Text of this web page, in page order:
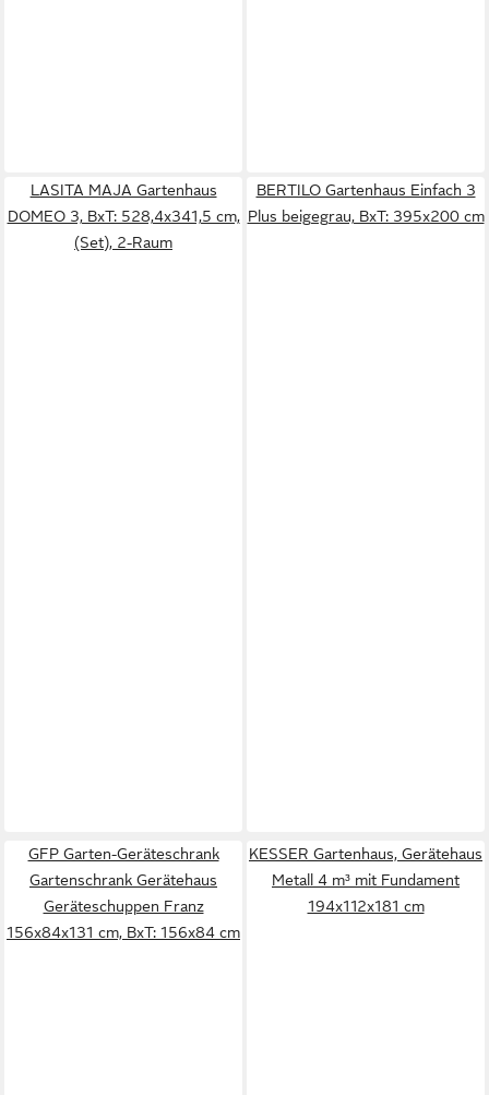
LASITA MAJA Gartenhaus
DOMEO 3, BxT: 528,4x341,5 cm,
(Set), 2-Raum
BERTILO Gartenhaus Einfach 3
Plus beigegrau, BxT: 395x200 cm
GFP Garten-Geräteschrank
Gartenschrank Gerätehaus
Geräteschuppen Franz
156x84x131 cm, BxT: 156x84 cm
KESSER Gartenhaus, Gerätehaus
Metall 4 m³ mit Fundament
194x112x181 cm